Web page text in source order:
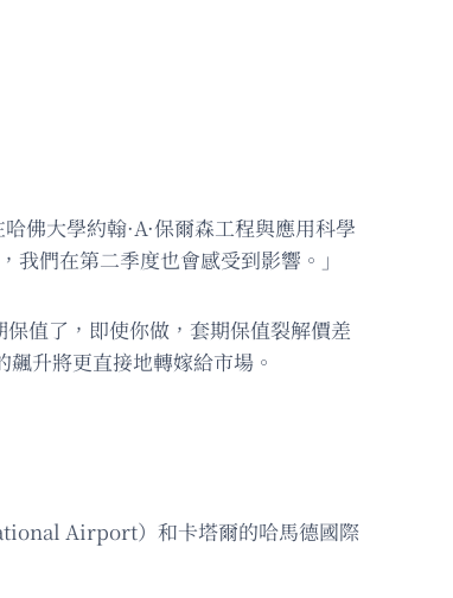
佛大學約翰·A·保爾森工程與應用科學
們在第二季度也會感受到影響。」
值了，即使你做，套期保值裂解價差
升將更直接地轉嫁給市場。
Airport）和卡塔爾的哈馬德國際